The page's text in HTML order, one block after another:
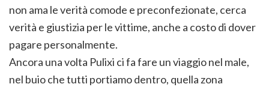
non ama le verità comode e preconfezionate, cerca
verità e giustizia per le vittime, anche a costo di dover
pagare personalmente.
Ancora una volta Pulixi ci fa fare un viaggio nel male,
nel buio che tutti portiamo dentro, quella zona